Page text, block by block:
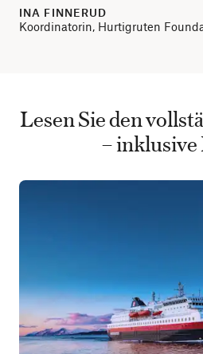
INA FINNERUD
Koordinatorin, Hurtigruten
Lesen Sie den
– inklusive